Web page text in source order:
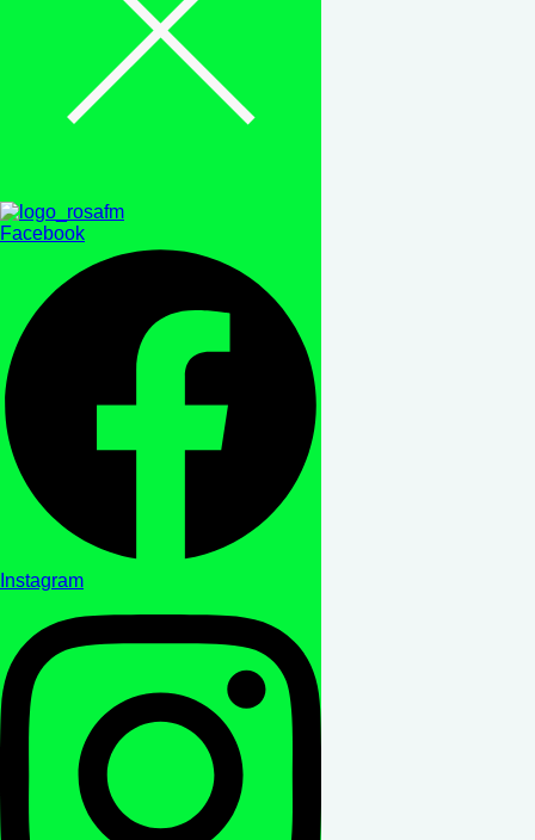
Facebook
Instagram